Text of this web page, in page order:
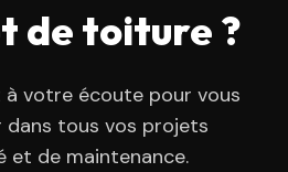
de toiture ?
votre écoute pour vous
dans tous vos projets
et de maintenance.